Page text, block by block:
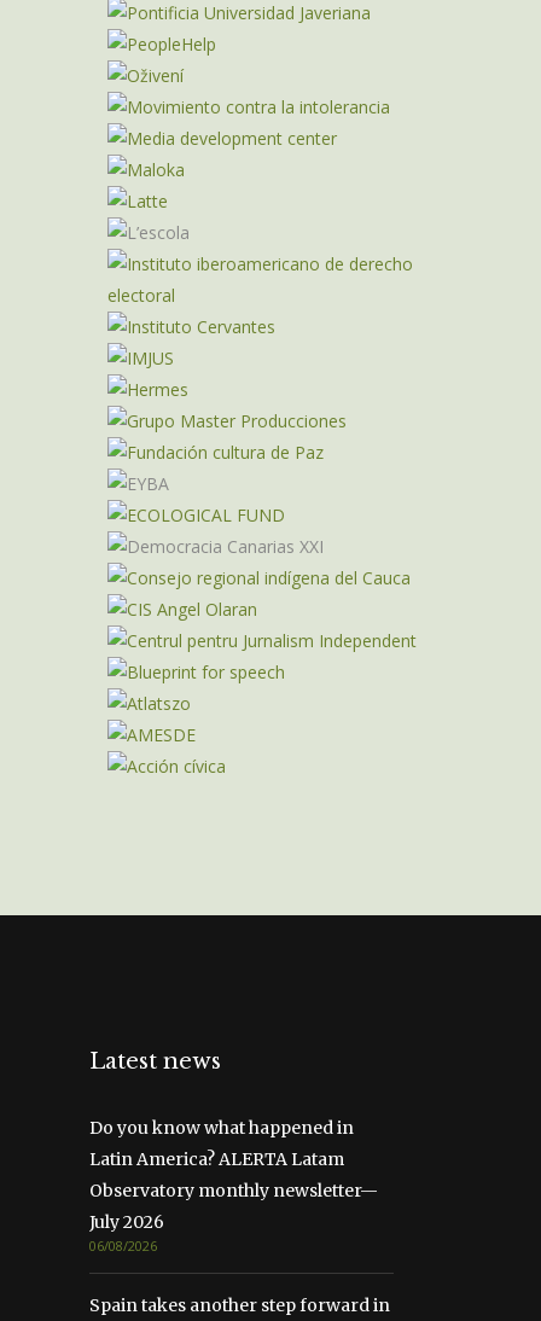
Latest news
Do you know what happened in
Latin America? ALERTA Latam
Observatory monthly newsletter—
July 2026
06/08/2026
Spain takes another step forward in